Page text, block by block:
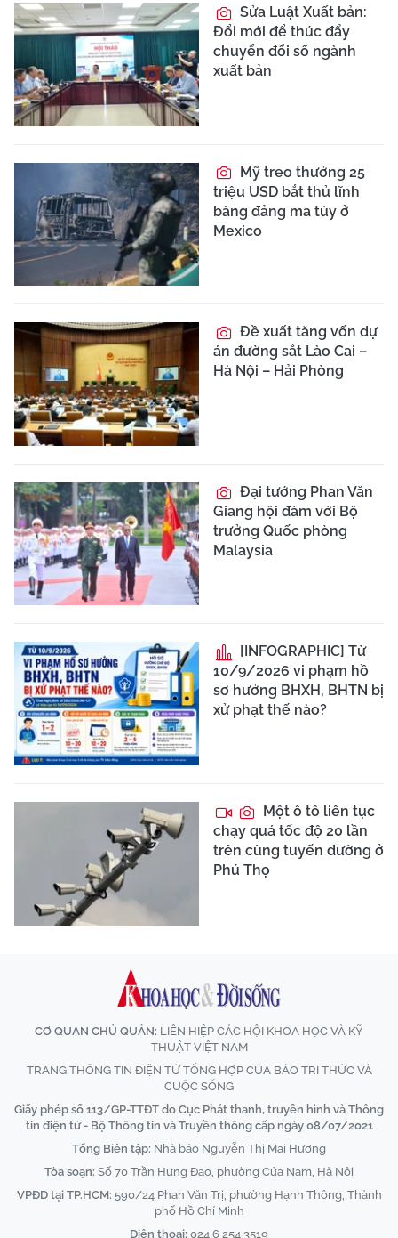
Sửa Luật Xuất bản:
Đổi mới để thúc đẩy
chuyển đổi số ngành
xuất bản
Mỹ treo thưởng 25
triệu USD bắt thủ lĩnh
băng đảng ma túy ở
Mexico
Đề xuất tăng vốn dự
án đường sắt Lào Cai –
Hà Nội – Hải Phòng
Đại tướng Phan Văn
Giang hội đàm với Bộ
trưởng Quốc phòng
Malaysia
[INFOGRAPHIC] Từ
10/9/2026 vi phạm hồ
sơ hưởng BHXH, BHTN bị
xử phạt thế nào?
Một ô tô liên tục
chạy quá tốc độ 20 lần
trên cùng tuyến đường ở
Phú Thọ
CƠ QUAN CHỦ QUẢN: LIÊN HIỆP CÁC HỘI KHOA HỌC VÀ KỸ
THUẬT VIỆT NAM
TRANG THÔNG TIN ĐIỆN TỬ TỔNG HỢP CỦA BÁO TRI THỨC VÀ
CUỘC SỐNG
Giấy phép số 113/GP-TTĐT do Cục Phát thanh, truyền hình và Thông
tin điện tử - Bộ Thông tin và Truyền thông cấp ngày 08/07/2021
Tổng Biên tập: Nhà báo Nguyễn Thị Mai Hương
Tòa soạn: Số 70 Trần Hưng Đạo, phường Cửa Nam, Hà Nội
VPĐD tại TP.HCM: 590/24 Phan Văn Trị, phường Hạnh Thông, Thành
phố Hồ Chí Minh
Điện thoại: 024 6 254 3519